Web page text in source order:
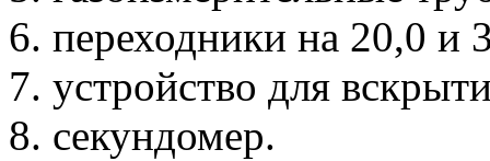
переходники на 20,0
устройство для
секундомер.